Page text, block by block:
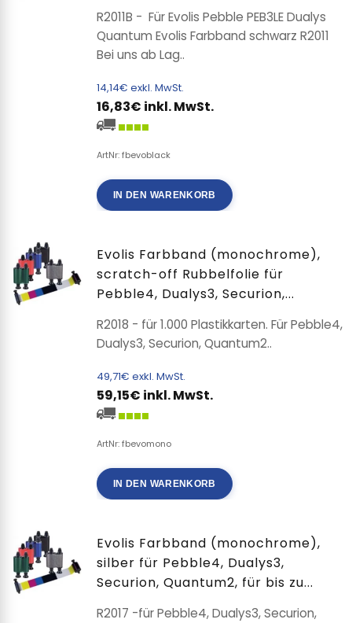
R2011B - Für Evolis Pebble PEB3LE Dualys
Quantum Evolis Farbband schwarz R2011
Bei uns ab Lag..
14,14€ exkl. MwSt.
16,83€ inkl. MwSt.
ArtNr: fbevoblack
IN DEN WARENKORB
Evolis Farbband (monochrome),
scratch-off Rubbelfolie für
Pebble4, Dualys3, Securion,...
R2018 - für 1.000 Plastikkarten. Für Pebble4,
Dualys3, Securion, Quantum2..
49,71€ exkl. MwSt.
59,15€ inkl. MwSt.
ArtNr: fbevomono
IN DEN WARENKORB
Evolis Farbband (monochrome),
silber für Pebble4, Dualys3,
Securion, Quantum2, für bis zu...
R2017 -für Pebble4, Dualys3, Securion,